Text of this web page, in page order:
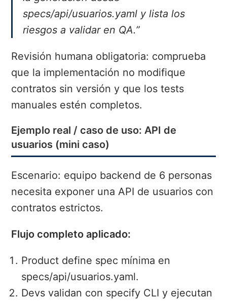
specs/api/usuarios.yaml y lista los
riesgos a validar en QA.”
Revisión humana obligatoria: comprueba
que la implementación no modifique
contratos sin versión y que los tests
manuales estén completos.
Ejemplo real / caso de uso: API de
usuarios (mini caso)
Escenario: equipo backend de 6 personas
necesita exponer una API de usuarios con
contratos estrictos.
Flujo completo aplicado:
Product define spec mínima en
specs/api/usuarios.yaml.
Devs validan con specify CLI y ejecutan